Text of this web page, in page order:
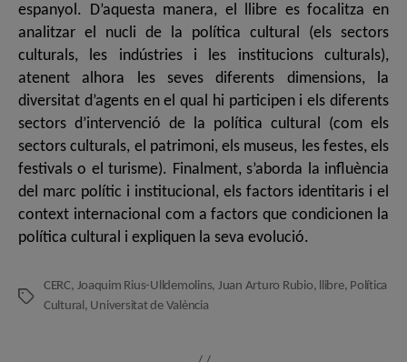
espanyol. D’aquesta manera, el llibre es focalitza en
analitzar el nucli de la política cultural (els sectors
culturals, les indústries i les institucions culturals),
atenent alhora les seves diferents dimensions, la
diversitat d’agents en el qual hi participen i els diferents
sectors d’intervenció de la política cultural (com els
sectors culturals, el patrimoni, els museus, les festes, els
festivals o el turisme). Finalment, s’aborda la influència
del marc polític i institucional, els factors identitaris i el
context internacional com a factors que condicionen la
política cultural i expliquen la seva evolució.
Etiquetes
CERC, Joaquim Rius-Ulldemolins, Juan Arturo Rubio, llibre, Política
Cultural , Universitat de València